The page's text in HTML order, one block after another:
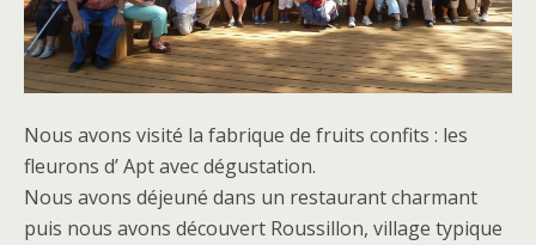
Nous avons visité la fabrique de fruits confits : les
fleurons d’ Apt avec dégustation.
Nous avons déjeuné dans un restaurant charmant
puis nous avons découvert Roussillon, village typique